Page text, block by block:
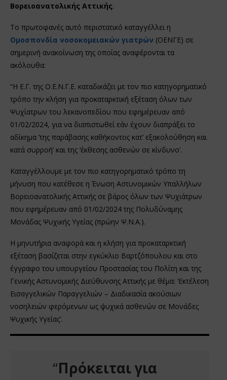
Βορειοανατολικής Αττικής.
Το πρωτοφανές αυτό περιστατικό καταγγέλλει η
Ομοσπονδία νοσοκομειακών γιατρών (ΟΕΝΓΕ) σε
σημερινή ανακοίνωση της οποίας αναφέρονται τα
ακόλουθα:
“Η Ε.Γ. της Ο.Ε.Ν.Γ.Ε. καταδικάζει με τον πιο κατηγορηματικό
τρόπο την κλήση για προκαταρκτική εξέταση όλων των
Ψυχίατρων του λεκανοπεδίου που εφημέρευαν από
01/02/2024, για να διαπιστωθεί εάν έχουν διαπράξει το
αδίκημα ‘της παράβασης καθήκοντος κατ’ εξακολούθηση και
κατά συρροή’ και της ‘έκθεσης ασθενών σε κίνδυνο’.
Καταγγέλλουμε με τον πιο κατηγορηματικό τρόπο τη
μήνυση που κατέθεσε η Ένωση Αστυνομικών Υπαλλήλων
Βορειοανατολικής Αττικής σε βάρος όλων των Ψυχιάτρων
που εφημέρευαν από 01/02/2024 της Πολυδύναμης
Μονάδας Ψυχικής Υγείας (πρώην Ψ.Ν.Α.).
Η μηνυτήρια αναφορά και η κλήση για προκαταρκτική
εξέταση βασίζεται στην εγκύκλιο Βαρτζόπουλου και στο
έγγραφο του υπουργείου Προστασίας του Πολίτη και της
Γενικής Αστυνομικής Διεύθυνσης Αττικής με θέμα: ‘Εκτέλεση
Εισαγγελικών Παραγγελιών – Διαδικασία ακούσιων
νοσηλειών φερόμενων ως ψυχικά ασθενών σε Μονάδες
Ψυχικής Υγείας’.
“Πρόκειται για